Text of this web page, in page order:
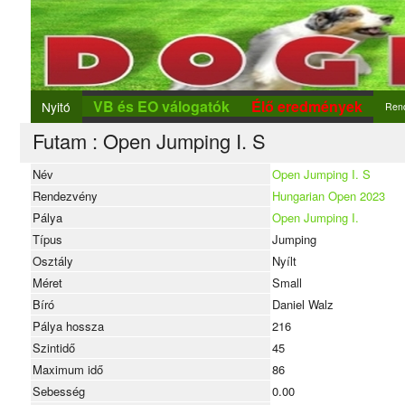
Nyitó VB és EO válogatók Élő eredmények
Futam : Open Jumping I. S
Név
Open Jumping I. S
Rendezvény
Hungarian Open 2023
Pálya
Open Jumping I.
Típus
Jumping
Osztály
Nyílt
Méret
Small
Bíró
Daniel Walz
Pálya hossza
216
Szintidő
45
Maximum idő
86
Sebesség
0.00